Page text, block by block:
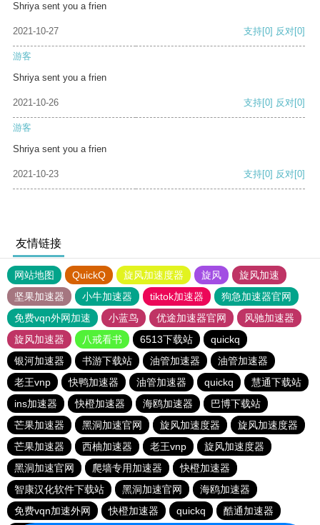
Shriya sent you a frien
2021-10-27 支持[0] 反对[0]
游客
Shriya sent you a frien
2021-10-26 支持[0] 反对[0]
游客
Shriya sent you a frien
2021-10-23 支持[0] 反对[0]
友情链接
网站地图 QuickQ 旋风加速度器 旋风
旋风加速
坚果加速器
小牛加速器 tiktok加速器
狗急加速器官网
免费vqn外网加速
小蓝鸟 优途加速器官网
风驰加速器
旋风加速器
八戒看书 6513下载站
quickq
银河加速器
书游下载站 油管加速器
油管加速器
老王vnp
快鸭加速器 油管加速器 quickq
慧通下载站
ins加速器
快橙加速器 海鸥加速器
巴博下载站
芒果加速器
黑洞加速官网 旋风加速度器
旋风加速度器
芒果加速器
西柚加速器 老王vnp
旋风加速度器
黑洞加速官网
爬墙专用加速器
快橙加速器
智康汉化软件下载站
黑洞加速官网
海鸥加速器
免费vqn加速外网
快橙加速器 quickq 酷通加速器